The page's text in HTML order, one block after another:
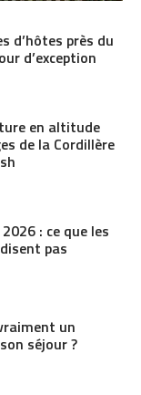
d’hôtes près du
d’exception
en altitude
de la Cordillère
: ce que les
pas
un
séjour ?